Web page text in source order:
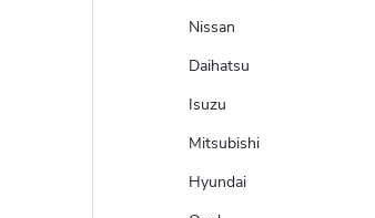
Nissan
Daihatsu
Isuzu
Mitsubishi
Hyundai